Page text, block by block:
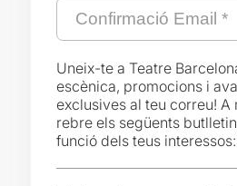
Uneix-te a Teatre
escènica, promocions i
exclusives al teu correu! A
rebre els següents
funció dels teus interessos: